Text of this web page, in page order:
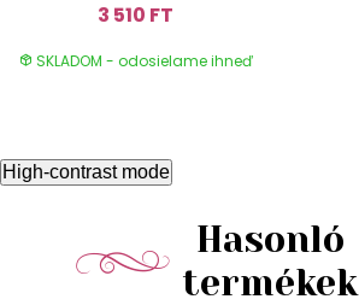
3 510 FT
SKLADOM - odosielame ihneď
High-contrast mode
Hasonló
termékek